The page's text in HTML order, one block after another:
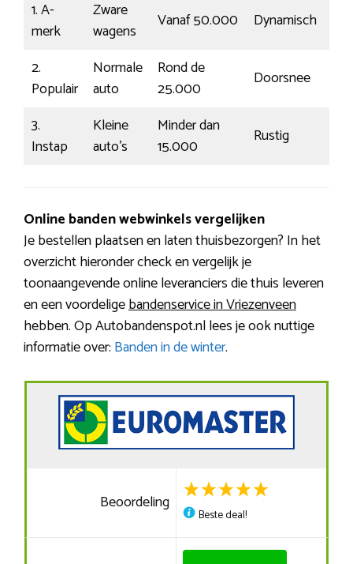
1. A-
merk
Zware
wagens
Vanaf 50.000 Dynamisch
2.
Populair
Normale
auto
Rond de
25.000
Doorsnee
3.
Instap
Kleine
auto’s
Minder dan
15.000
Rustig
Online banden webwinkels vergelijken
Je bestellen plaatsen en laten thuisbezorgen? In het
overzicht hieronder check en vergelijk je
toonaangevende online leveranciers die thuis leveren
en een voordeligebandenservice in Vriezenveen
hebben. Op Autobandenspot.nl lees je ook nuttige
informatie over: Banden in de winter.
Beoordeling
Beste deal!